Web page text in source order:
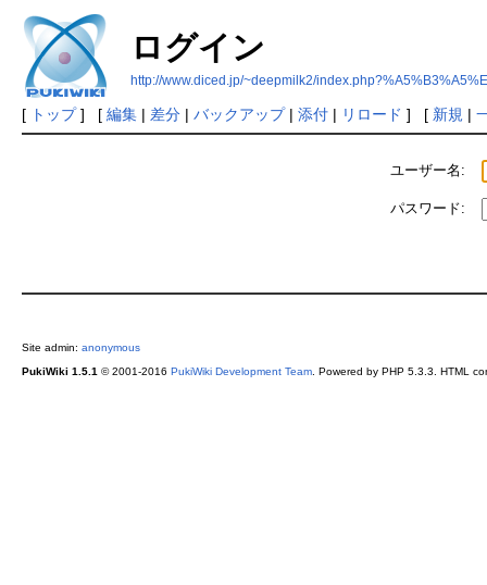
ログイン
http://www.diced.jp/~deepmilk2/
[ トップ] [ 編集| 差分| バックアップ| 添付| リロード ] [ 新規 |
ユーザー名:
パスワード:
Site admin: anonymous
PukiWiki 1.5.1 © 2001-2016 PukiWiki Development Team. Powered by PHP 5.3.3. HTML